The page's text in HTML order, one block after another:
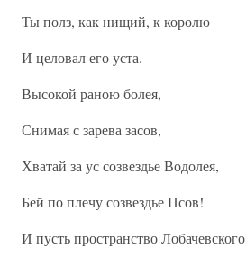
Ты полз, как нищий, к королю
И целовал его уста.
Высокой раною болея,
Снимая с зарева засов,
Хватай за ус созвездье Водолея,
Бей по плечу созвездье Псов!
И пусть пространство Лобачевского